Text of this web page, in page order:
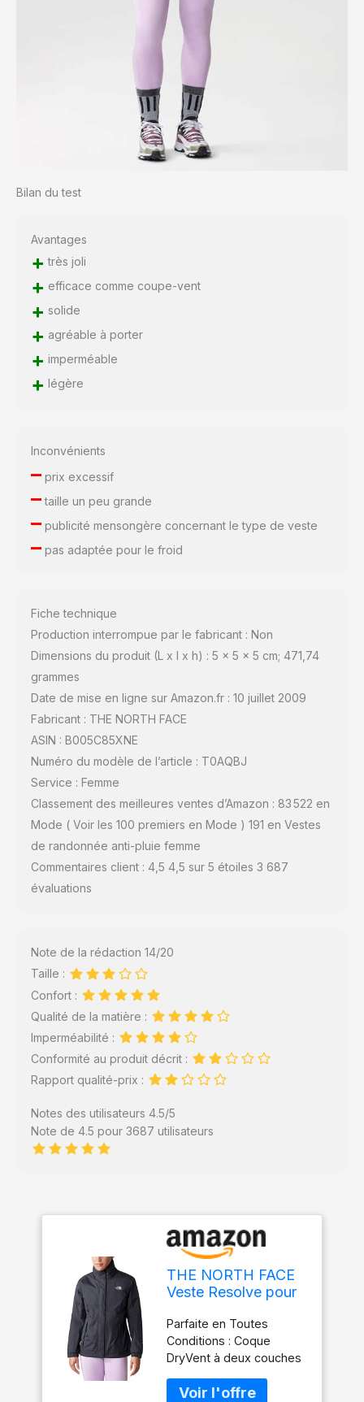
Bilan du test
Avantages
+ très joli
+ efficace comme coupe-vent
+ solide
+ agréable à porter
+ imperméable
+ légère
Inconvénients
–prix excessif
–taille un peu grande
–publicité mensongère concernant le type de veste
–pas adaptée pour le froid
Fiche technique
Production interrompue par le fabricant : Non
Dimensions du produit (L x l x h) : 5 x 5 x 5 cm; 471,74
grammes
Date de mise en ligne sur Amazon.fr : 10 juillet 2009
Fabricant : THE NORTH FACE
ASIN : B005C85XNE
Numéro du modèle de l’article : T0AQBJ
Service : Femme
Classement des meilleures ventes d’Amazon : 83 522 en
Mode ( Voir les 100 premiers en Mode ) 191 en Vestes
de randonnée anti-pluie femme
Commentaires client : 4,5 4,5 sur 5 étoiles 3 687
évaluations
Note de la rédaction 14/20
Taille :
Confort :
Qualité de la matière :
Imperméabilité :
Conformité au produit décrit :
Rapport qualité-prix :
Notes des utilisateurs 4.5/5
Note de 4.5 pour 3687 utilisateurs
THE NORTH FACE
Veste Resolve pour
XL
Parfaite en Toutes
Conditions : Coque
DryVent à deux couches
et aux coutures scellées,